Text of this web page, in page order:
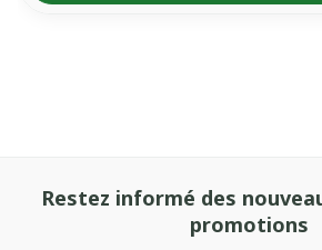
Restez informé des
promotions